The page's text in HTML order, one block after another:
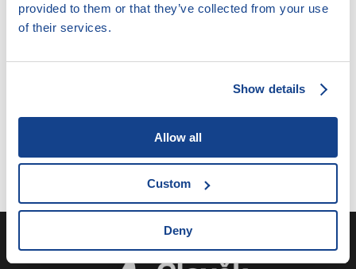
provided to them or that they’ve collected from your use
of their services.
Show details
Allow all
Custom
Deny
6.8.17.6. Bytové náhrady
skončení nájmu nárok na jakoukoliv formu náhradního